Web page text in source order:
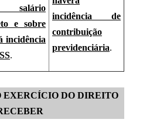
salário
e sobre
incidência
.
incidência de
contribuição
previdenciária.
EXERCÍCIO DO DIREITO